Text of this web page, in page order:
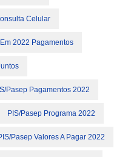
Celular
2022 Pagamentos
Pasep Pagamentos 2022
PIS/Pasep Programa 2022
Pasep Valores A Pagar 2022